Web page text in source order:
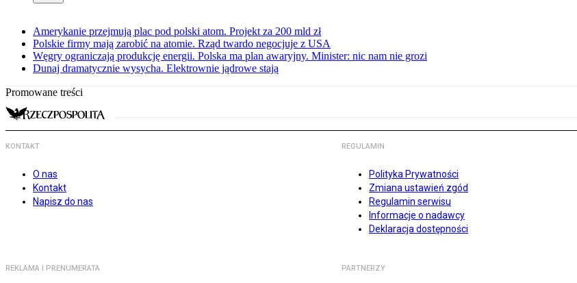
Amerykanie przejmują plac pod polski atom. Projekt za 200 mld zł
Polskie firmy mają zarobić na atomie. Rząd twardo negocjuje z USA
Węgry ograniczają produkcję energii. Polska ma plan awaryjny. Minister: nic nam nie grozi
Dunaj dramatycznie wysycha. Elektrownie jądrowe stają
Promowane treści
KONTAKT
O nas
Kontakt
Napisz do nas
REGULAMIN
Polityka Prywatności
Zmiana ustawień zgód
Regulamin serwisu
Informacje o nadawcy
Deklaracja dostępności
REKLAMA I PRENUMERATA PARTNERZY